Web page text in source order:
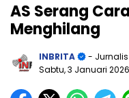
AS Serang
Menghilang
INBRITA
- Jurnalis
Sabtu, 3 Januari 2026